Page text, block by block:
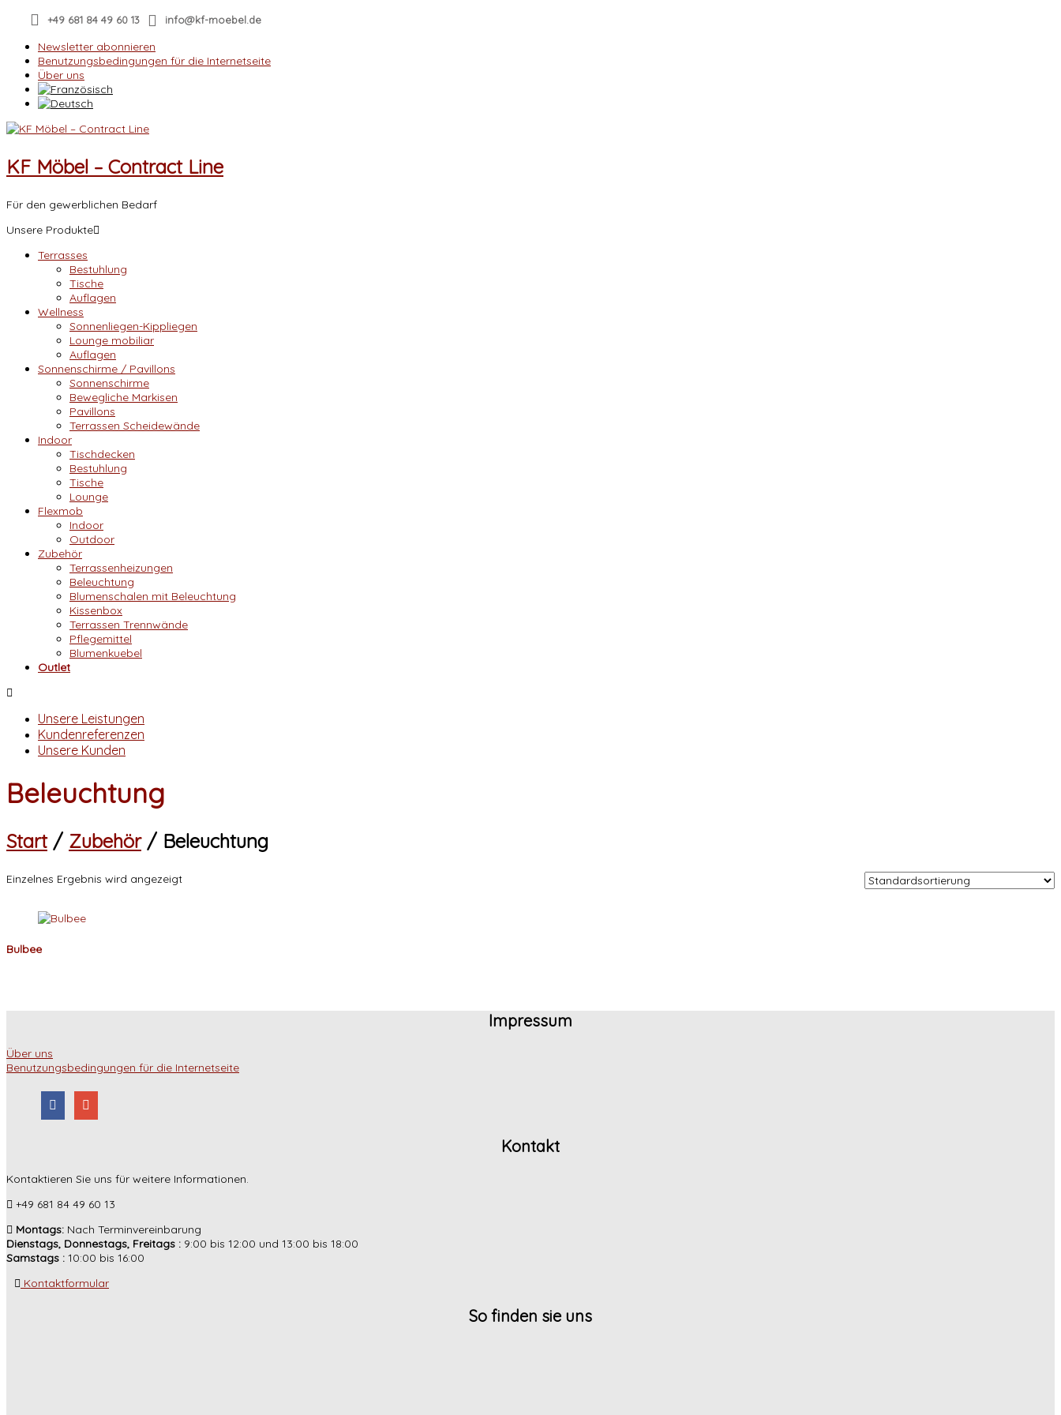
content
+49 681 84 49 60 13 info@kf-moebel.de
Newsletter abonnieren
Benutzungsbedingungen für die Internetseite
Über uns
KF Möbel – Contract Line
Für den gewerblichen Bedarf
Unsere Produkte
Terrasses
Bestuhlung
Tische
Auflagen
Wellness
Sonnenliegen-Kippliegen
Lounge mobiliar
Auflagen
Sonnenschirme / Pavillons
Sonnenschirme
Bewegliche Markisen
Pavillons
Terrassen Scheidewände
Indoor
Tischdecken
Bestuhlung
Tische
Lounge
Flexmob
Indoor
Outdoor
Zubehör
Terrassenheizungen
Beleuchtung
Blumenschalen mit Beleuchtung
Kissenbox
Terrassen Trennwände
Pflegemittel
Blumenkuebel
Outlet
Unsere Leistungen
Kundenreferenzen
Unsere Kunden
Beleuchtung
Start/ Zubehör/ Beleuchtung
Einzelnes Ergebnis wird angezeigt
Bulbee
Impressum
Über uns
Benutzungsbedingungen für die Internetseite
Kontakt
Kontaktieren Sie uns für weitere Informationen.
+49 681 84 49 60 13
Montags: Nach Terminvereinbarung
Dienstags, Donnestags, Freitags : 9:00 bis 12:00 und 13:00 bis 18:00
Samstags : 10:00 bis 16:00
Kontaktformular
So finden sie uns